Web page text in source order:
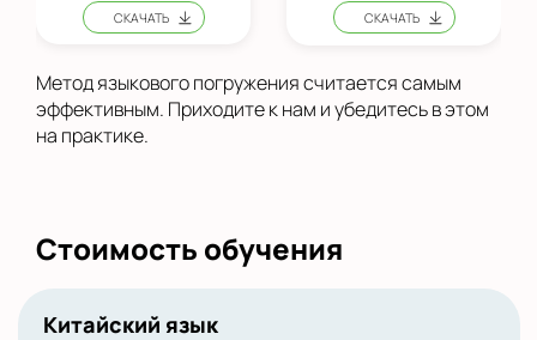
Метод языкового погружения считается самым
эффективным. Приходите к нам и убедитесь в этом
на практике.
Стоимость обучения
Китайский язык